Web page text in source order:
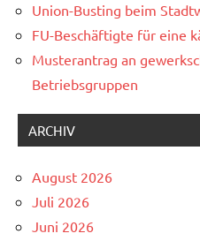
Union-Busting beim
FU-Beschäftigte für eine
Musterantrag an
Betriebsgruppen
ARCHIV
August 2026
Juli 2026
Juni 2026